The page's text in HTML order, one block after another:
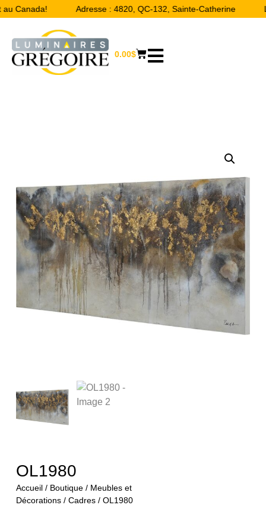
Canada! Adresse : 4820, QC-132, Sainte-Catherine
0.00$
OL1980
Accueil/ Boutique/ Meubles et
Décorations/ Cadres/ OL1980